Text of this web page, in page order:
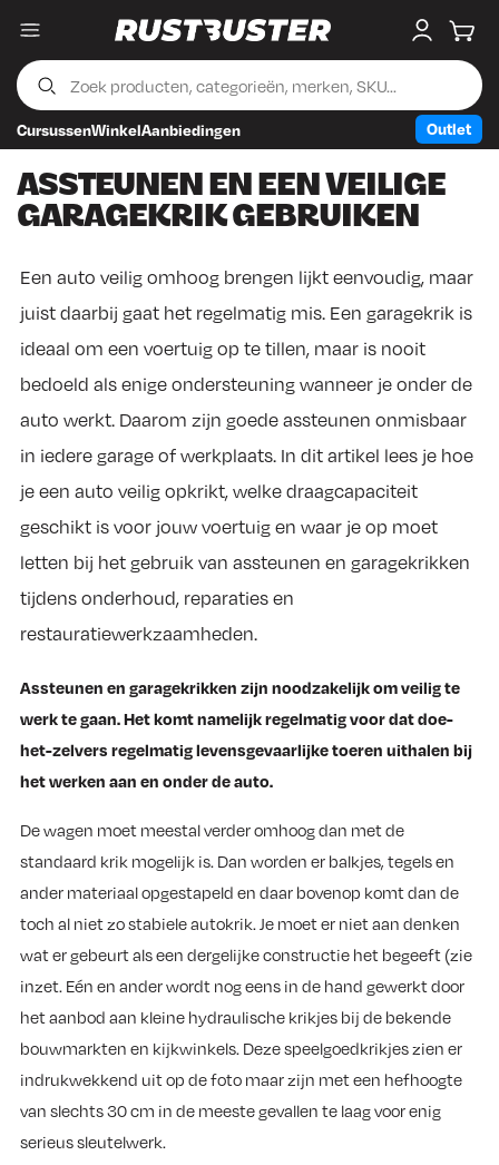
Skip to content
Skip to footer
Menu My
CursussenWinkelAanbiedingen Outlet
ASSTEUNEN EN EEN VEILIGE
GARAGEKRIK GEBRUIKEN
Een auto veilig omhoog brengen lijkt eenvoudig, maar
juist daarbij gaat het regelmatig mis. Een garagekrik is
ideaal om een voertuig op te tillen, maar is nooit
bedoeld als enige ondersteuning wanneer je onder de
auto werkt. Daarom zijn goede assteunen onmisbaar
in iedere garage of werkplaats. In dit artikel lees je hoe
je een auto veilig opkrikt, welke draagcapaciteit
geschikt is voor jouw voertuig en waar je op moet
letten bij het gebruik van assteunen en garagekrikken
tijdens onderhoud, reparaties en
restauratiewerkzaamheden.
Assteunen en garagekrikken zijn noodzakelijk om veilig te
werk te gaan. Het komt namelijk regelmatig voor dat doe-
het-zelvers regelmatig levensgevaarlijke toeren uithalen bij
het werken aan en onder de auto.
De wagen moet meestal verder omhoog dan met de
standaard krik mogelijk is. Dan worden er balkjes, tegels en
ander materiaal opgestapeld en daar bovenop komt dan de
toch al niet zo stabiele autokrik. Je moet er niet aan denken
wat er gebeurt als een dergelijke constructie het begeeft (zie
inzet. Eén en ander wordt nog eens in de hand gewerkt door
het aanbod aan kleine hydraulische krikjes bij de bekende
bouwmarkten en kijkwinkels. Deze speelgoedkrikjes zien er
indrukwekkend uit op de foto maar zijn met een hefhoogte
van slechts 30 cm in de meeste gevallen te laag voor enig
serieus sleutelwerk.